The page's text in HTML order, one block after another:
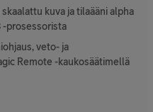
kuva ja tilaääni alpha
-prosessorista
veto- ja
Remote -kaukosäätimellä